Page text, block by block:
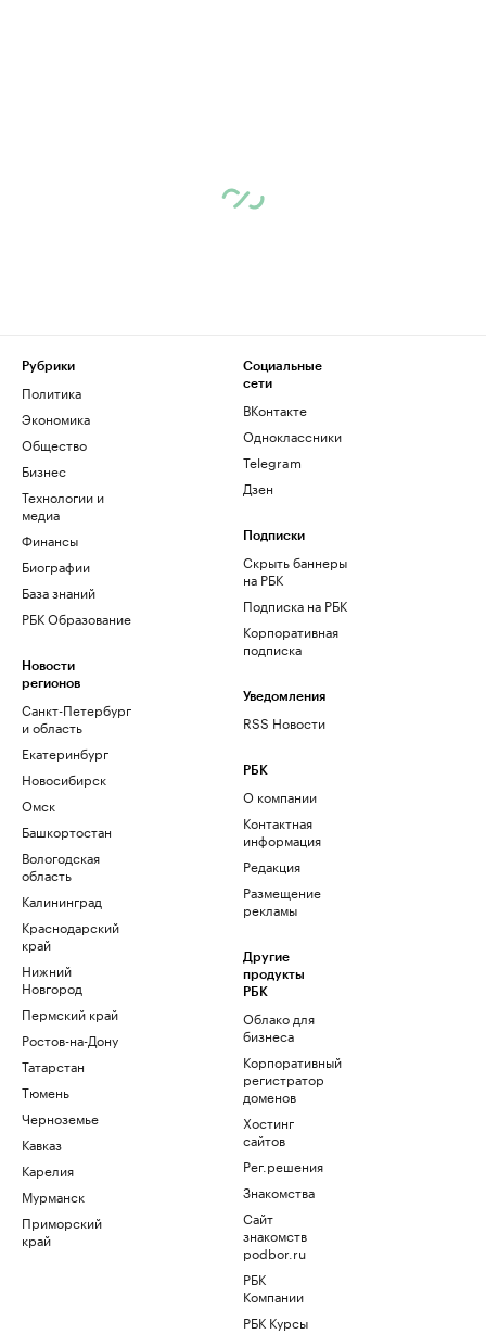
Рубрики
Политика
Экономика
Общество
Бизнес
Технологии и
медиа
Финансы
Биографии
База знаний
РБК Образование
Новости
регионов
Санкт-Петербург
и область
Екатеринбург
Новосибирск
Омск
Башкортостан
Вологодская
область
Калининград
Краснодарский
край
Нижний
Новгород
Пермский край
Ростов-на-Дону
Татарстан
Тюмень
Черноземье
Кавказ
Карелия
Мурманск
Приморский
край
Социальные
сети
ВКонтакте
Одноклассники
Telegram
Дзен
Подписки
Скрыть баннеры
на РБК
Подписка на РБК
Корпоративная
подписка
Уведомления
RSS Новости
РБК
О компании
Контактная
информация
Редакция
Размещение
рекламы
Другие
продукты
РБК
Облако для
бизнеса
Корпоративный
регистратор
доменов
Хостинг
сайтов
Рег.решения
Знакомства
Сайт
знакомств
podbor.ru
РБК
Компании
РБК Курсы